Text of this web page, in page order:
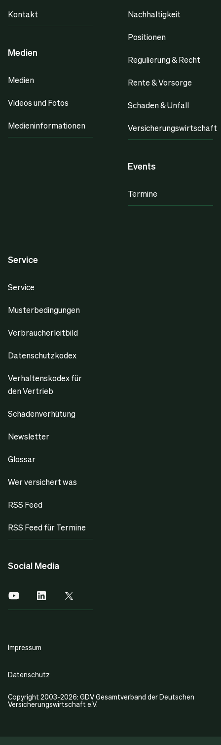
Kontakt
Medien
Medien
Videos und Fotos
Medieninformationen
Nachhaltigkeit
Positionen
Regulierung & Recht
Rente & Vorsorge
Schaden & Unfall
Versicherungswirtschaft
Events
Termine
Service
Service
Musterbedingungen
Verbraucherleitbild
Datenschutzkodex
Verhaltenskodex für
den Vertrieb
Schadenverhütung
Newsletter
Glossar
Wer versichert was
RSS Feed
RSS Feed für Termine
Social Media
Copyright 2003-2026: GDV Gesamtverband der Deutschen
Versicherungswirtschaft e.V.
Impressum
Datenschutz